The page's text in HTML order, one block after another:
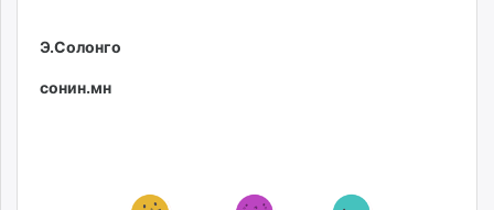
Э.Солонго
сонин.мн